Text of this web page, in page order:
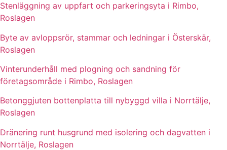
Stenläggning av uppfart och parkeringsyta i Rimbo,
Roslagen
Byte av avloppsrör, stammar och ledningar i Österskär,
Roslagen
Vinterunderhåll med plogning och sandning för
företagsområde i Rimbo, Roslagen
Betonggjuten bottenplatta till nybyggd villa i Norrtälje,
Roslagen
Dränering runt husgrund med isolering och dagvatten i
Norrtälje, Roslagen